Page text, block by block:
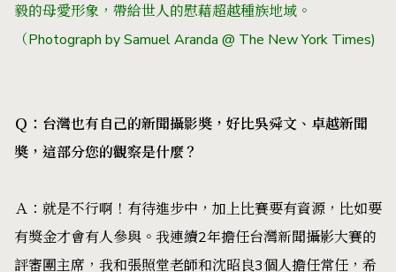
毅的母愛形象，帶給世人的慰藉超越種族地域。
（Photograph by Samuel Aranda @ The New York Times)
Ｑ：台灣也有自己的新聞攝影奬，好比吳舜文 、 卓越新聞
奬 ，這部分您的觀察是什麼？
Ａ：就是不行啊！有待進步中，加上比賽要有資源，比如要
有獎金才會有人參與。我連續2年擔任台灣新聞攝影大賽的
評審團主席，我和張照堂老師和沈昭良3個人擔任常任，希